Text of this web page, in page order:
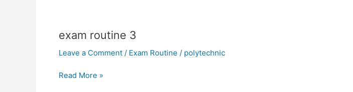
exam routine 3
Leave a Comment / Exam Routine / polytechnic
3
Read More »